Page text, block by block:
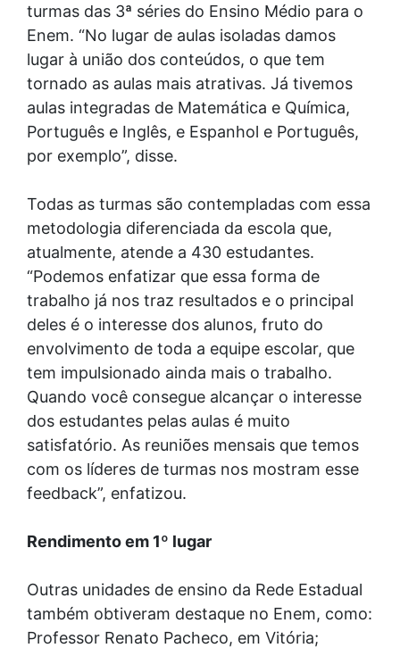
turmas das 3ª séries do Ensino Médio para o
Enem. “No lugar de aulas isoladas damos
lugar à união dos conteúdos, o que tem
tornado as aulas mais atrativas. Já tivemos
aulas integradas de Matemática e Química,
Português e Inglês, e Espanhol e Português,
por exemplo”, disse.
Todas as turmas são contempladas com essa
metodologia diferenciada da escola que,
atualmente, atende a 430 estudantes.
“Podemos enfatizar que essa forma de
trabalho já nos traz resultados e o principal
deles é o interesse dos alunos, fruto do
envolvimento de toda a equipe escolar, que
tem impulsionado ainda mais o trabalho.
Quando você consegue alcançar o interesse
dos estudantes pelas aulas é muito
satisfatório. As reuniões mensais que temos
com os líderes de turmas nos mostram esse
feedback”, enfatizou.
Rendimento em 1º lugar
Outras unidades de ensino da Rede Estadual
também obtiveram destaque no Enem, como:
Professor Renato Pacheco, em Vitória;